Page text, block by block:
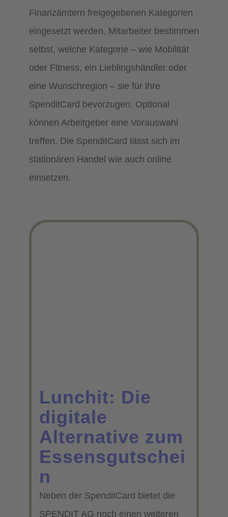
Finanzämtern freigegebenen Kategorien
eingesetzt werden. Mitarbeiter bestimmen
selbst, welche Kategorie – wie Mobilität
oder Fitness, ein Lieblingshändler oder
eine Wunschregion – sie für ihre
SpenditCard bevorzugen. Optional
können Arbeitgeber eine Vorauswahl
treffen. Die SpenditCard lässt sich im
stationären Handel wie auch online
einsetzen.
Lunchit: Die
digitale
Alternative zum
Essensgutschei
n
Neben der SpenditCard bietet die
SPENDIT AG noch einen weiteren